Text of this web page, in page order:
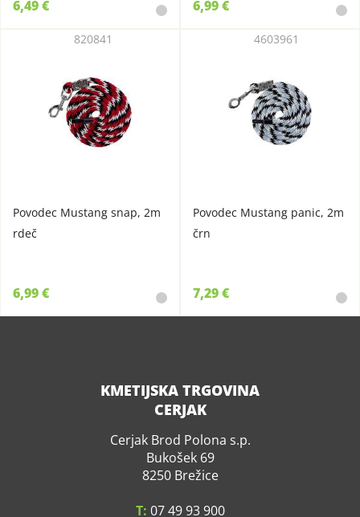
6,49 € 6,99 €
Povodec Mustang snap, 2m
rdeč
820841
6,99 €
Povodec Mustang panic, 2m
črn
4603961
7,29 €
KMETIJSKA TRGOVINA
CERJAK
Cerjak Brod Polona s.p.
Bukošek 69
8250 Brežice
T: 07 49 93 900